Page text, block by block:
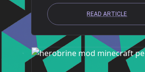
READ ARTICLE